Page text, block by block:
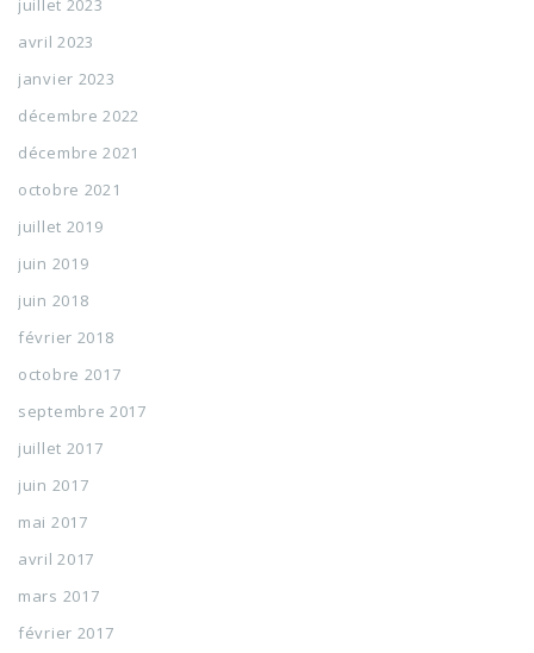
juillet 2023
avril 2023
janvier 2023
décembre 2022
décembre 2021
octobre 2021
juillet 2019
juin 2019
juin 2018
février 2018
octobre 2017
septembre 2017
juillet 2017
juin 2017
mai 2017
avril 2017
mars 2017
février 2017